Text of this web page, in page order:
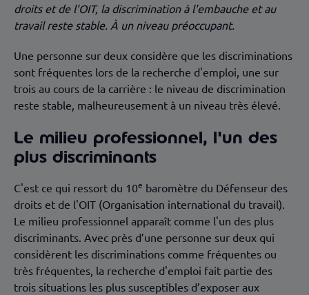
droits et de l'OIT, la discrimination à l'embauche et au
travail reste stable. À un niveau préoccupant.
Une personne sur deux considère que les discriminations
sont fréquentes lors de la recherche d'emploi, une sur
trois au cours de la carrière : le niveau de discrimination
reste stable, malheureusement à un niveau très élevé.
Le milieu professionnel, l'un des
plus discriminants
C'est ce qui ressort du 10e
baromètre du Défenseur des
droits et de l'OIT (Organisation international du travail).
Le milieu professionnel apparaît comme l'un des plus
discriminants. Avec près d’une personne sur deux qui
considèrent les discriminations comme fréquentes ou
très fréquentes, la recherche d'emploi fait partie des
trois situations les plus susceptibles d’exposer aux